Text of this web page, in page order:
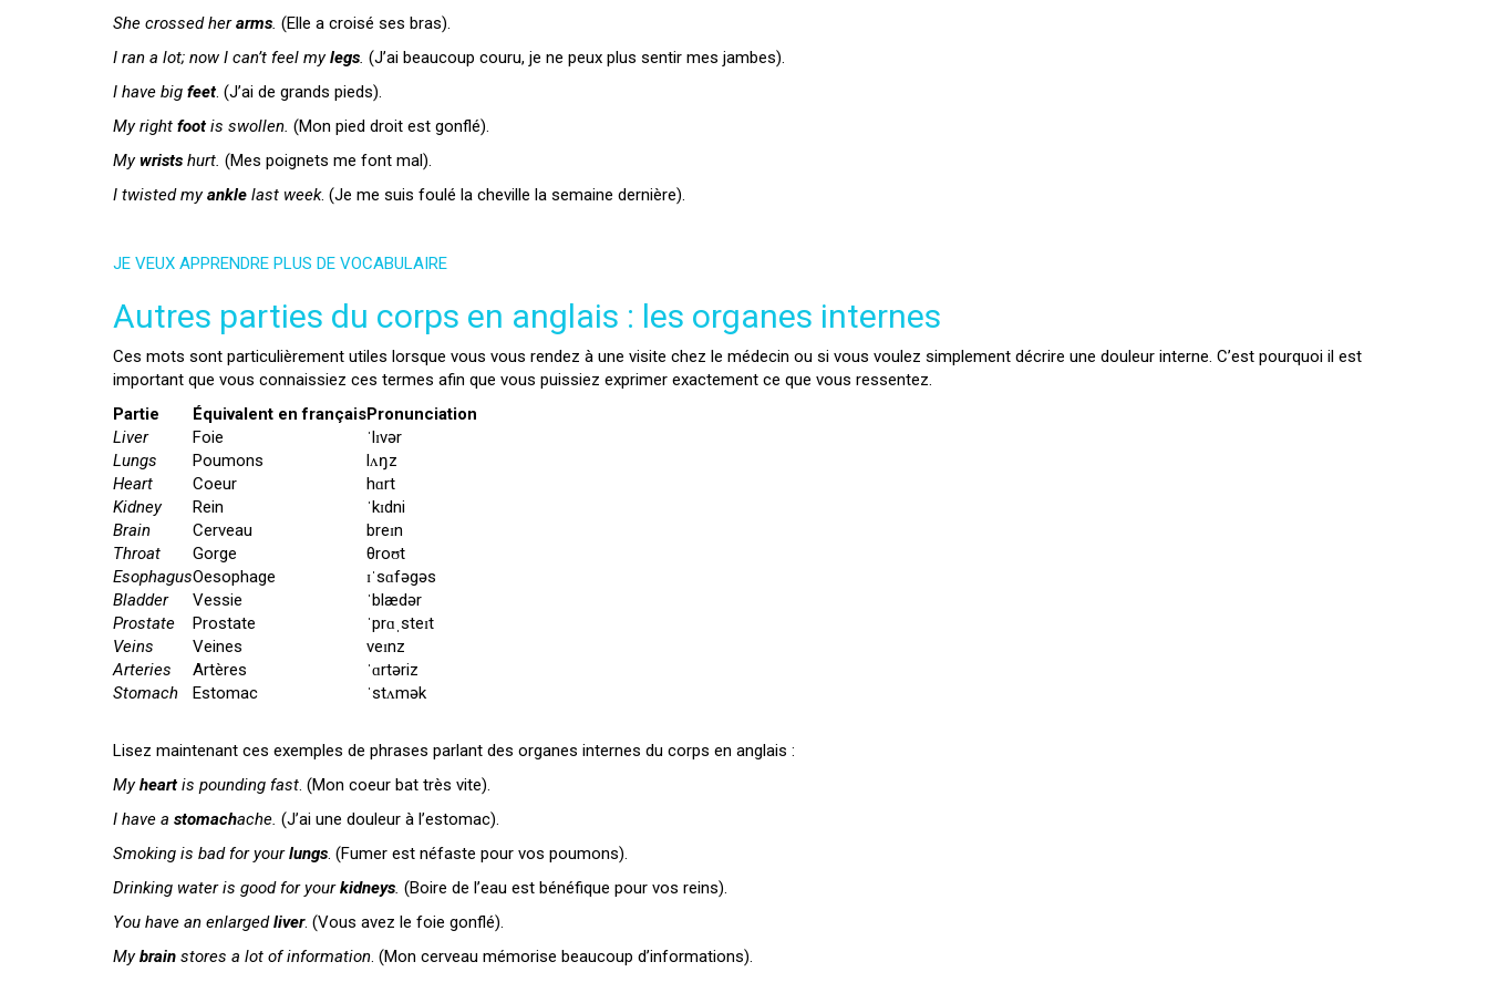
She crossed herarms. (Elle a croisé ses bras).
I ran a lot; now I can’t feel mylegs. (J’ai beaucoup couru, je ne peux plus sentir mes jambes).
I have big feet. (J’ai de grands pieds).
My right footis swollen. (Mon pied droit est gonflé).
Mywrists hurt. (Mes poignets me font mal).
I twisted myankle last week. (Je me suis foulé la cheville la semaine dernière).
JE VEUX APPRENDRE PLUS DE VOCABULAIRE
Autres parties du corps en anglais : les organes internes
Ces mots sont particulièrement utiles lorsque vous vous rendez à une visite chez le médecin ou si vous voulez simplement décrire une douleur interne. C’est pourquoi il est
important que vous connaissiez ces termes afin que vous puissiez exprimer exactement ce que vous ressentez.
Partie
Équivalent en françaisPronunciation
Liver
Foie
ˈlɪvər
Lungs
Poumons
lʌŋz
Heart
Coeur
hɑrt
Kidney
Rein
ˈkɪdni
Brain
Cerveau
breɪn
Throat
Gorge
θroʊt
EsophagusOesophage
ɪˈsɑfəgəs
Bladder
Vessie
ˈblædər
Prostate
Prostate
ˈprɑˌsteɪt
Veins
Veines
veɪnz
Arteries
Artères
ˈɑrtəriz
Stomach
Estomac ˈstʌmək
Lisez maintenant ces exemples de phrases parlant des organes internes du corps en anglais :
Myheartis pounding fast. (Mon coeur bat très vite).
I have a stomachache. (J’ai une douleur à l’estomac).
Smoking is bad for yourlungs. (Fumer est néfaste pour vos poumons).
Drinking water is good for yourkidneys. (Boire de l’eau est bénéfique pour vos reins).
You have an enlargedliver. (Vous avez le foie gonflé).
Mybrain stores a lot of information. (Mon cerveau mémorise beaucoup d’informations).